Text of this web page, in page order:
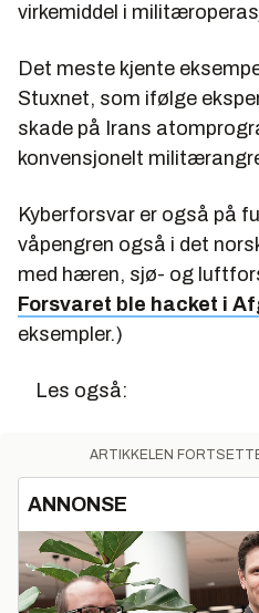
virkemiddel i
Det meste kjente
Stuxnet, som ifølge
skade på Irans
konvensjonelt
Kyberforsvar er også på
våpengren også i det
med hæren, sjø- og
Forsvaret ble hacket i
eksempler.)
Les også:
ARTIKKELEN
ANNONSE